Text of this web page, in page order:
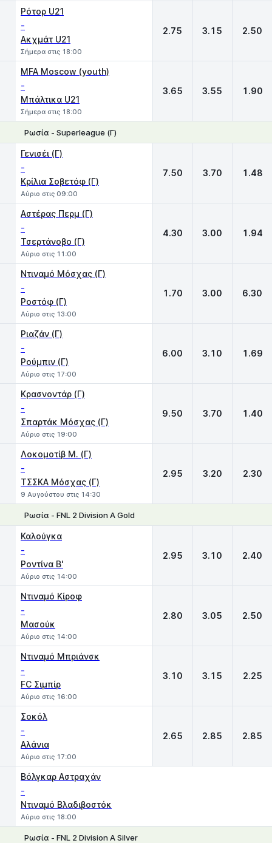
Ρότορ U21
-
Ακχμάτ U21
Σήμερα στις 18:00
2.75 3.15 2.50
MFA Moscow (youth)
-
Μπάλτικα U21
Σήμερα στις 18:00
3.65 3.55 1.90
Ρωσία - Superleague (Γ)
Γενισέι (Γ)
-
Κρίλια Σοβετόφ (Γ)
Αύριο στις 09:00
7.50 3.70 1.48
Αστέρας Περμ (Γ)
-
Τσερτάνοβο (Γ)
Αύριο στις 11:00
4.30 3.00 1.94
Ντιναμό Μόσχας (Γ)
-
Ροστόφ (Γ)
Αύριο στις 13:00
1.70 3.00 6.30
Ριαζάν (Γ)
-
Ρούμπιν (Γ)
Αύριο στις 17:00
6.00 3.10 1.69
Κρασνοντάρ (Γ)
-
Σπαρτάκ Μόσχας (Γ)
Αύριο στις 19:00
9.50 3.70 1.40
Λοκομοτίβ Μ. (Γ)
-
ΤΣΣΚΑ Μόσχας (Γ)
9 Αυγούστου στις 14:30
2.95 3.20 2.30
Ρωσία - FNL 2 Division A Gold
Καλούγκα
-
Ροντίνα Β'
Αύριο στις 14:00
2.95 3.10 2.40
Ντιναμό Κίροφ
-
Μασούκ
Αύριο στις 14:00
2.80 3.05 2.50
Ντιναμό Μπριάνσκ
-
FC Σιμπίρ
Αύριο στις 16:00
3.10 3.15 2.25
Σοκόλ
-
Αλάνια
Αύριο στις 17:00
2.65 2.85 2.85
Βόλγκαρ Αστραχάν
-
Ντιναμό Βλαδιβοστόκ
Αύριο στις 18:00
Ρωσία - FNL 2 Division A Silver